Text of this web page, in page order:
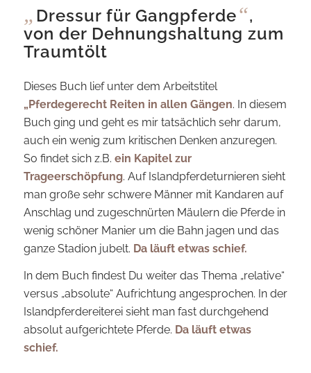
„ Dressur für Gangpferde“,
von der Dehnungshaltung zum
Traumtölt
Dieses Buch lief unter dem Arbeitstitel
„Pferdegerecht Reiten in allen Gängen. In diesem
Buch ging und geht es mir tatsächlich sehr darum,
auch ein wenig zum kritischen Denken anzuregen.
So findet sich z.B. ein Kapitel zur
Trageerschöpfung. Auf Islandpferdeturnieren sieht
man große sehr schwere Männer mit Kandaren auf
Anschlag und zugeschnürten Mäulern die Pferde in
wenig schöner Manier um die Bahn jagen und das
ganze Stadion jubelt. Da läuft etwas schief.
In dem Buch findest Du weiter das Thema „relative“
versus „absolute“ Aufrichtung angesprochen. In der
Islandpferdereiterei sieht man fast durchgehend
absolut aufgerichtete Pferde. Da läuft etwas
schief.